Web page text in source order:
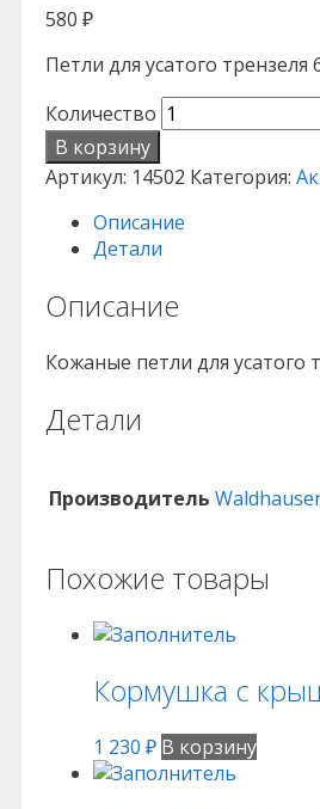
580 ₽
Петли для усатого трензеля
Количество
В корзину
Артикул: 14502 Категория:
Описание
Детали
Описание
Кожаные петли для усатого
Детали
Производитель
Похожие товары
Кормушка с
1 230 ₽ В корзину